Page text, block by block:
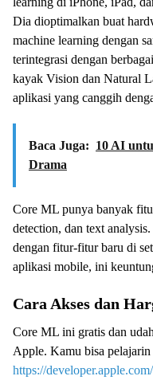
Dia dioptimalkan buat
machine learning dengan
terintegrasi dengan
kayak Vision dan Natural
aplikasi yang canggih
Baca Juga: 10 AI
Drama
Core ML punya banyak
detection, dan text
dengan fitur-fitur baru di
aplikasi mobile, ini
Cara Akses dan
Core ML ini gratis dan
Apple. Kamu bisa
https://